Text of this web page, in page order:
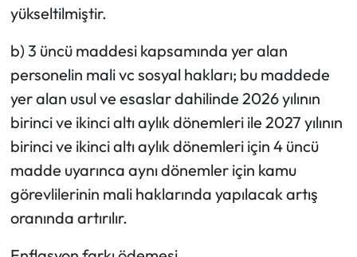
yükseltilmiştir.
b) 3 üncü maddesi kapsamında yer alan
personelin mali vc sosyal hakları; bu maddede
yer alan usul ve esaslar dahilinde 2026 yılının
birinci ve ikinci altı aylık dönemleri ile 2027 yılının
birinci ve ikinci altı aylık dönemleri için 4 üncü
madde uyarınca aynı dönemler için kamu
görevlilerinin mali haklarında yapılacak artış
oranında artırılır.